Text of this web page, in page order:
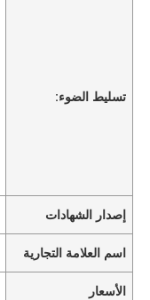
تسليط الضوء:
إصدار الشهادات
اسم العلامة التجارية
الأسعار